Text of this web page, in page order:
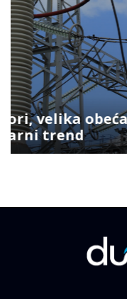
Haos na A3 u
Zatvaraju se
Balkanu